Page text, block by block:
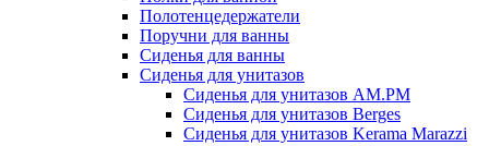
Полотенцедержатели
Поручни для ванны
Сиденья для ванны
Сиденья для унитазов
Сиденья для унитазов AM.PM
Сиденья для унитазов Berges
Сиденья для унитазов Kerama Marazzi